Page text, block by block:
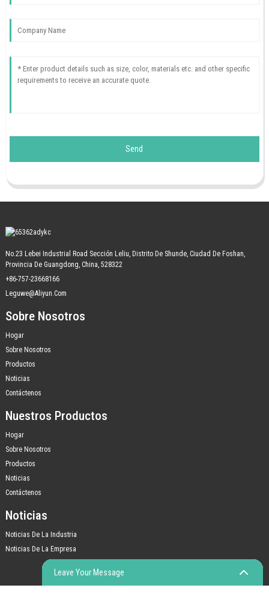
Send
No.23 Lebei Industrial Road Sección Leliu, Distrito De Shunde, Ciudad De Foshan,
Provincia De Guangdong, China, 528322
+86-757-23668166
Leguwe@aliyun.com
Sobre Nosotros
Hogar
Sobre Nosotros
Productos
Noticias
Contáctenos
Nuestros Productos
Hogar
Sobre Nosotros
Productos
Noticias
Contáctenos
Noticias
Noticias De La Industria
Noticias De La Empresa
Leave Your Message